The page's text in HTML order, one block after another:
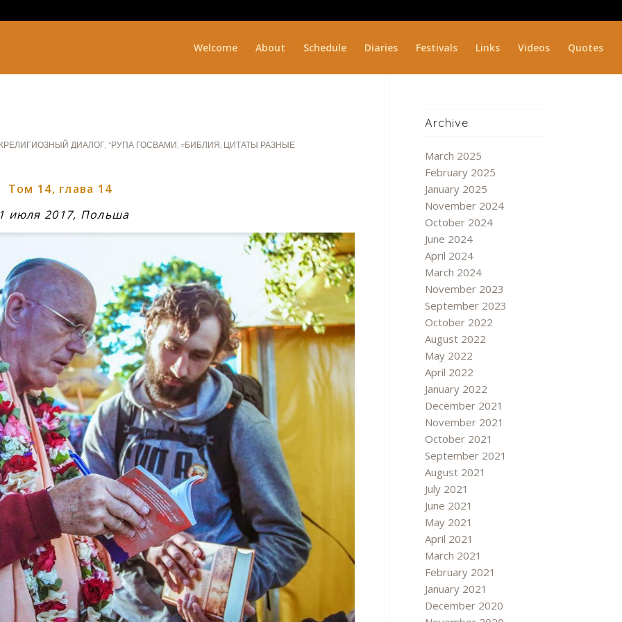
Welcome About Schedule Diaries Festivals Links Videos Quotes
ДИАЛОГ, *РУПА ГОСВАМИ,=БИБЛИЯ, ЦИТАТЫ РАЗНЫЕ
Том 14, глава 14
июля 2017, Польша
Archive
March 2025
February 2025
January 2025
November 2024
October 2024
June 2024
April 2024
March 2024
November 2023
September 2023
October 2022
August 2022
May 2022
April 2022
January 2022
December 2021
November 2021
October 2021
September 2021
August 2021
July 2021
June 2021
May 2021
April 2021
March 2021
February 2021
January 2021
December 2020